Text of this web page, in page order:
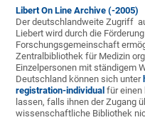
Libert On Line Archive (-2005)
Der deutschlandweite Zugriff
Liebert wird durch die
Forschungsgemeinschaft
Zentralbibliothek für Medizin
Einzelpersonen mit ständigem
Deutschland können sich unter
registration-individual für einen
lassen, falls ihnen der Zugang
wissenschaftliche Bibliothek